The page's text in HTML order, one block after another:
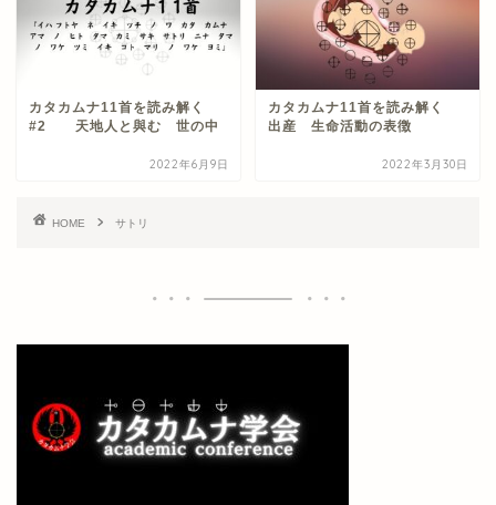
カタカムナ11首を読み解く
#2 天地人と與む 世の中
2022年6月9日
カタカムナ11首を読み解く
出産 生命活動の表徴
2022年3月30日
HOME サトリ